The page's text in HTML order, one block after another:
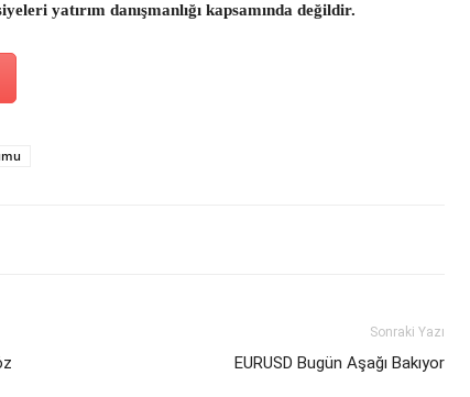
yatırım danışmanlığı kapsamında değildir.
Sonraki Yazı
EURUSD Bugün Aşağı Bakıyor